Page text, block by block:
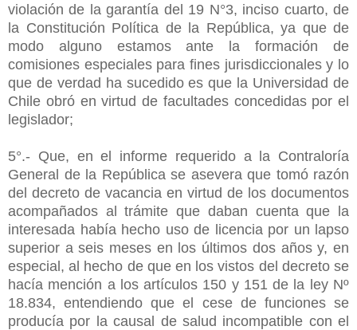
violación de la garantía del 19 N°3, inciso cuarto, de
la Constitución Política de la República, ya que de
modo alguno estamos ante la formación de
comisiones especiales para fines jurisdiccionales y lo
que de verdad ha sucedido es que la Universidad de
Chile obró en virtud de facultades concedidas por el
legislador;
5°.- Que, en el informe requerido a la Contraloría
General de la República se asevera que tomó razón
del decreto de vacancia en virtud de los documentos
acompañados al trámite que daban cuenta que la
interesada había hecho uso de licencia por un lapso
superior a seis meses en los últimos dos años y, en
especial, al hecho de que en los vistos del decreto se
hacía mención a los artículos 150 y 151 de la ley Nº
18.834, entendiendo que el cese de funciones se
producía por la causal de salud incompatible con el